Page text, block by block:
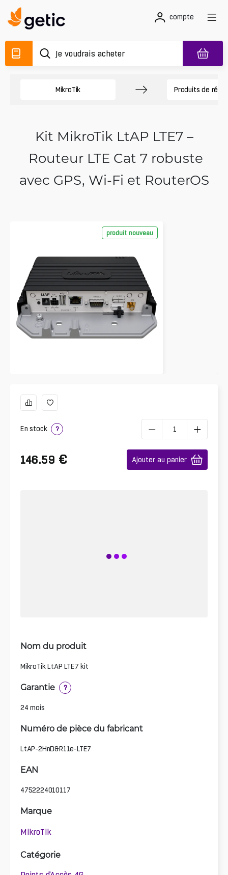
compte
MikroTik Produits de
Kit MikroTik LtAP LTE7 –
Routeur LTE Cat 7 robuste
avec GPS, Wi‑Fi et RouterOS
produit nouveau
En stock ?
146.59 € Ajouter au panier
Nom du produit
MikroTik LtAP LTE7 kit
Garantie ?
24 mois
Numéro de pièce du fabricant
LtAP-2HnD&R11e-LTE7
EAN
4752224010117
Marque
MikroTik
Catégorie